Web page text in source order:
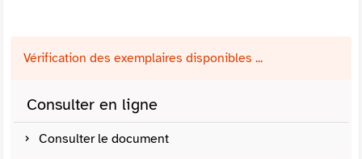
Vérification des exemplaires disponibles ...
Consulter en ligne
Consulter le document